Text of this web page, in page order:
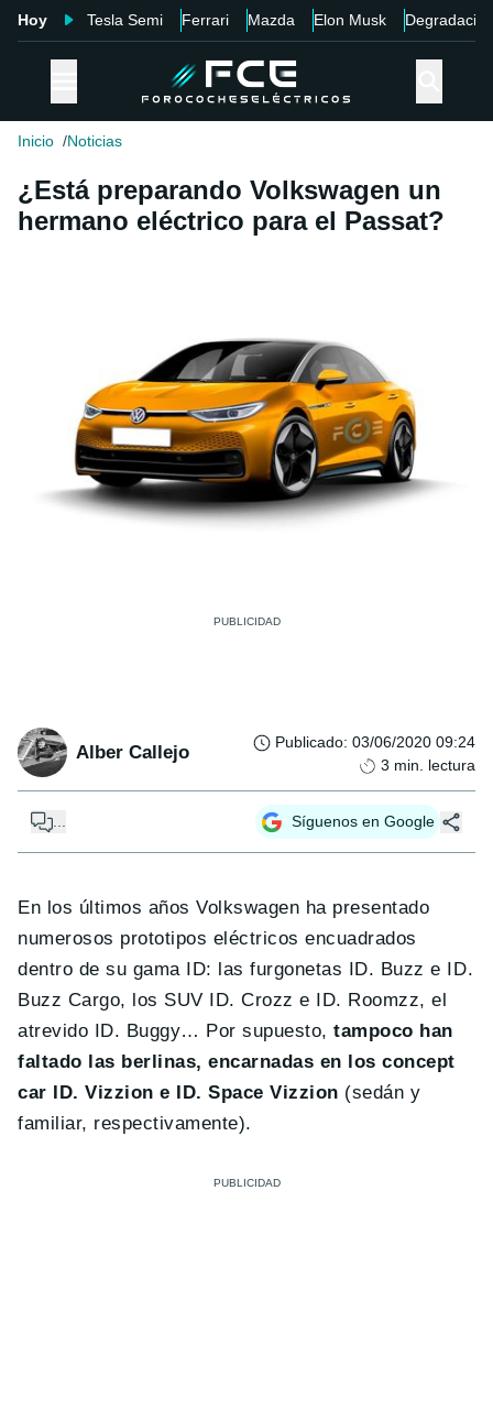
Hoy Tesla Semi Ferrari Mazda Elon Musk Degradación
Inicio Noticias
¿Está preparando Volkswagen un
hermano eléctrico para el Passat?
Alber Callejo Publicado: 03/06/2020 09:24
3 min. lectura
Síguenos en Google
En los últimos años Volkswagen ha presentado
numerosos prototipos eléctricos encuadrados
dentro de su gama ID: las furgonetas ID. Buzz e ID.
Buzz Cargo, los SUV ID. Crozz e ID. Roomzz, el
atrevido ID. Buggy… Por supuesto, tampoco han
faltado las berlinas, encarnadas en los concept
car ID. Vizzion e ID. Space Vizzion (sedán y
familiar, respectivamente).